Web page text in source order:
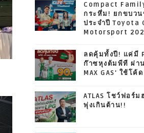
Compact
กระหึ่ม! ยกขบว
ประจำปี Toyota
Motorsport
ลดคุ้มทั้งปี! แค่มี
ก๊าซหุงต้มพีที ผ่า
MAX GAS' ใช้โค้ด
ATLAS โชว์ฟอร์
พุ่งเกินต้าน!!